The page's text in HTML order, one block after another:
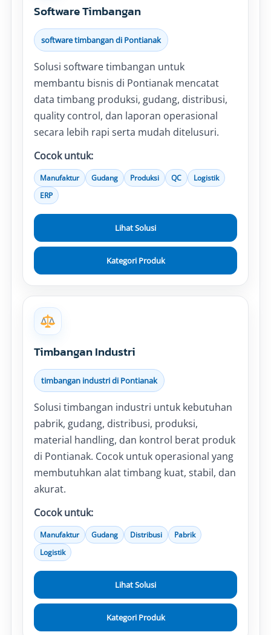
Software Timbangan
software timbangan di Pontianak
Solusi software timbangan untuk
membantu bisnis di Pontianak mencatat
data timbang produksi, gudang, distribusi,
quality control, dan laporan operasional
secara lebih rapi serta mudah ditelusuri.
Cocok untuk:
Manufaktur Gudang Produksi QC
Logistik
ERP
Lihat Solusi
Kategori Produk
Timbangan Industri
timbangan industri di Pontianak
Solusi timbangan industri untuk kebutuhan
pabrik, gudang, distribusi, produksi,
material handling, dan kontrol berat produk
di Pontianak. Cocok untuk operasional yang
membutuhkan alat timbang kuat, stabil, dan
akurat.
Cocok untuk:
Manufaktur Gudang Distribusi
Pabrik
Logistik
Lihat Solusi
Kategori Produk